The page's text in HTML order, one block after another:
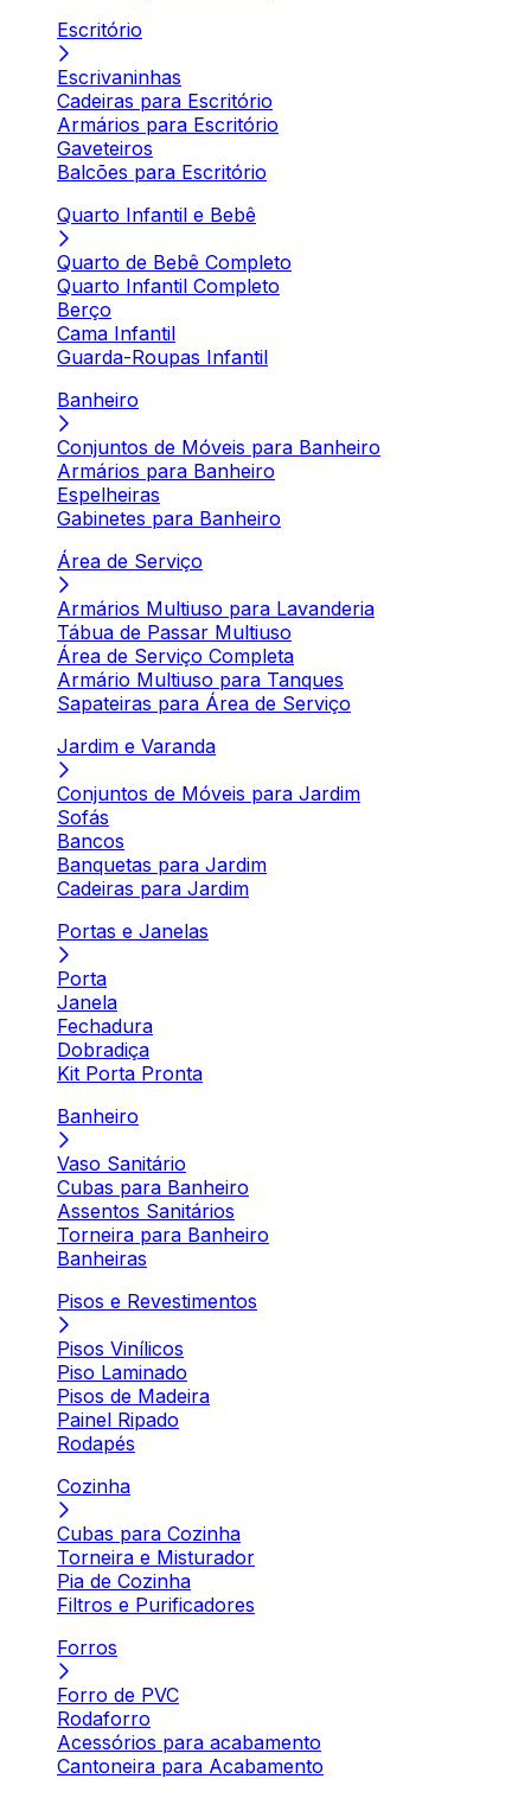
Escritório
Escrivaninhas
Cadeiras para Escritório
Armários para Escritório
Gaveteiros
Balcões para Escritório
Quarto Infantil e Bebê
Quarto de Bebê Completo
Quarto Infantil Completo
Berço
Cama Infantil
Guarda-Roupas Infantil
Banheiro
Conjuntos de Móveis para Banheiro
Armários para Banheiro
Espelheiras
Gabinetes para Banheiro
Área de Serviço
Armários Multiuso para Lavanderia
Tábua de Passar Multiuso
Área de Serviço Completa
Armário Multiuso para Tanques
Sapateiras para Área de Serviço
Jardim e Varanda
Conjuntos de Móveis para Jardim
Sofás
Bancos
Banquetas para Jardim
Cadeiras para Jardim
Portas e Janelas
Porta
Janela
Fechadura
Dobradiça
Kit Porta Pronta
Banheiro
Vaso Sanitário
Cubas para Banheiro
Assentos Sanitários
Torneira para Banheiro
Banheiras
Pisos e Revestimentos
Pisos Vinílicos
Piso Laminado
Pisos de Madeira
Painel Ripado
Rodapés
Cozinha
Cubas para Cozinha
Torneira e Misturador
Pia de Cozinha
Filtros e Purificadores
Forros
Forro de PVC
Rodaforro
Acessórios para acabamento
Cantoneira para Acabamento